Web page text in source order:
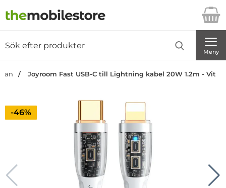
Startsidan för Danira Telecom AB
Meny
Joyroom Fast USB-C till Lightning kabel 20W 1.2m - Vit
Priset är nedsatt med
-46%